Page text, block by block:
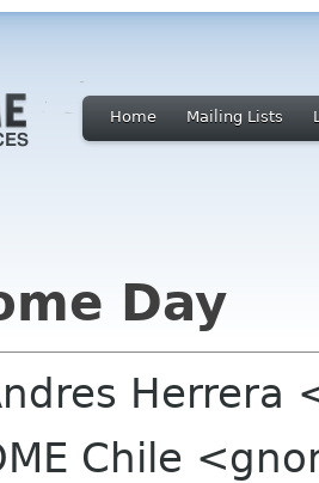
Home Mailing Lists
Day
Herrera
Chile